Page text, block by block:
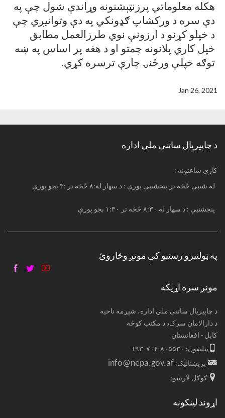
هکله معلوماتي پرزنټېشنونه وړاندې شول چې په
دې سره د ورکشاپ ګډونکي په دې وتوانیږي چې
د خپلو کړنو د ارزونې نوي طرزالعمل مطابق
خپل کاري پلانونه چمتو او د هغه پر اساس په ښه
توګه خپلې ورځنۍ چارې ترسره کړي.
Jan 26, 2021
د چاپیریال ساتنی ملي اداره
: کاری ساعتونه
له شنبې څخه تر پنجشنبې پورې : د سهار له:۸ څخه تر :۴ بجو پورې
پنجشنبې : د سهار له ۸:۳۰ څخه تر ۱:۳۰ بجو پورې
په ټولنیزو رسنیو کې مونږ وڅاروئ
مونږ سره اړیکه
د چاپیریال ساتنی ملي اداره، شپږمه ناحیه
د دارالامان سرک٫ د مکتب کوڅه
کابل - افغانستان
ټیلیفون: ۸۰۵۵۳۰-۷۰۴ ۹۳+
بریښنالیک: info@nepa.gov.af
ګوګل لارښود
اړوند لینکونه